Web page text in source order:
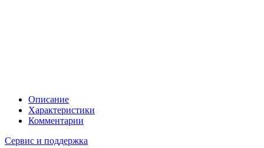
Описание
Характеристики
Комментарии
Сервис и поддержка